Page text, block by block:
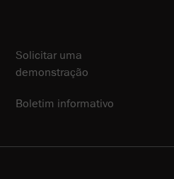
Solicitar uma
demonstração
Boletim informativo